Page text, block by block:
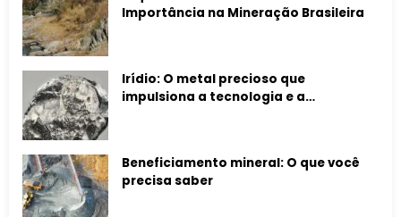
Importância na Mineração Brasileira
Irídio: O metal precioso que
impulsiona a tecnologia e a
Beneficiamento mineral: O que você
precisa saber